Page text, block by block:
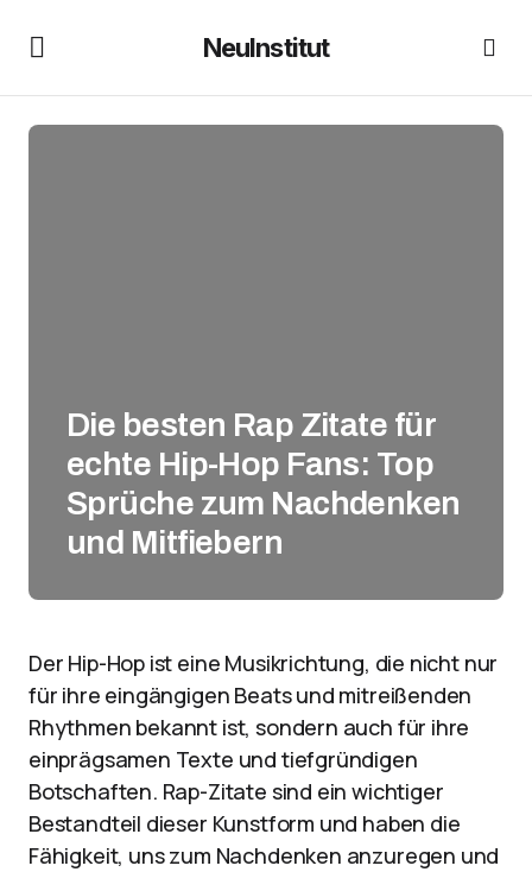
NeuInstitut
Die besten Rap Zitate für
echte Hip-Hop Fans: Top
Sprüche zum Nachdenken
und Mitfiebern
Der Hip-Hop ist eine Musikrichtung, die nicht nur
für ihre eingängigen Beats und mitreißenden
Rhythmen bekannt ist, sondern auch für ihre
einprägsamen Texte und tiefgründigen
Botschaften. Rap-Zitate sind ein wichtiger
Bestandteil dieser Kunstform und haben die
Fähigkeit, uns zum Nachdenken anzuregen und